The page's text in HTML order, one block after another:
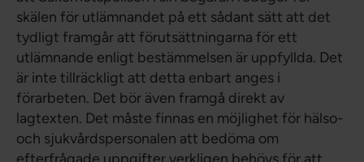
skälen för utlämnandet på ett sådant sätt att det
tydligt framgår att förutsättningarna för ett
utlämnande enligt bestämmelsen är uppfyllda. Det
är inte tillräckligt att detta enbart anges i
förarbeten. Det bör även framgå direkt av
lagtexten. Det måste finnas en möjlighet för hälso-
och sjukvårdspersonalen att bedöma om